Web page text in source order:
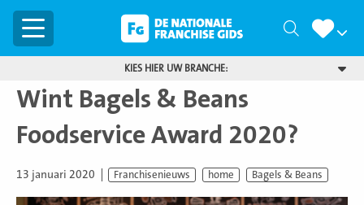
Menu Zoeken
KIES HIER UW BRANCHE:
Wint Bagels & Beans
Foodservice Award 2020?
13 januari 2020 Franchisenieuws home Bagels & Beans